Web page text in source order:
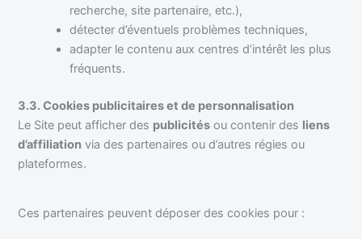
recherche, site partenaire, etc.),
détecter d’éventuels problèmes techniques,
adapter le contenu aux centres d’intérêt les plus
fréquents.
3.3. Cookies publicitaires et de personnalisation
Le Site peut afficher des publicités ou contenir des liens
d’affiliation via des partenaires ou d’autres régies ou
plateformes.
Ces partenaires peuvent déposer des cookies pour :